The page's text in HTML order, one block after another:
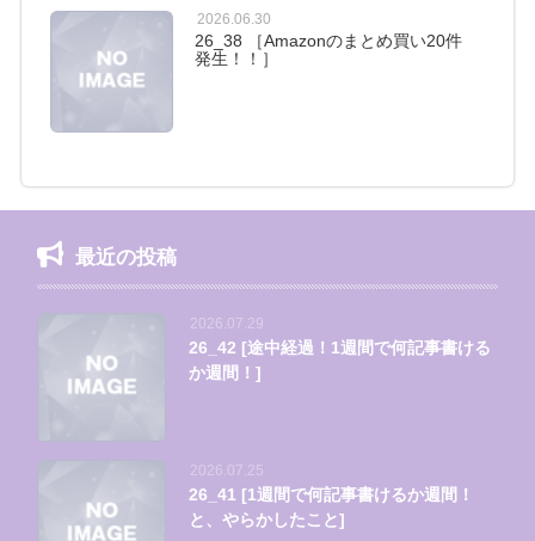
2026.06.30
26_38 ［Amazonのまとめ買い20件
発生！！］
最近の投稿
2026.07.29
26_42 [途中経過！1週間で何記事書ける
か週間！]
2026.07.25
26_41 [1週間で何記事書けるか週間！
と、やらかしたこと]